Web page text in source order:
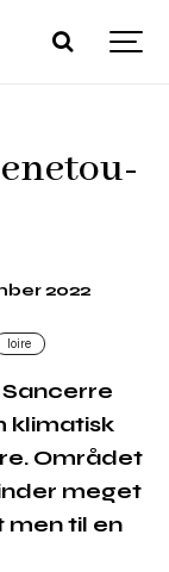
2022
loire
klimatisk
Området
meget
men til en